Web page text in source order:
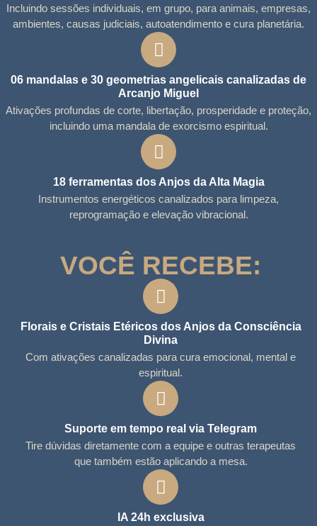
Incluindo sessões individuais, em grupo, para animais, empresas,
ambientes, causas judiciais, autoatendimento e cura planetária.
06 mandalas e 30 geometrias angelicais canalizadas de
Arcanjo Miguel
Ativações profundas de corte, libertação, prosperidade e proteção,
incluindo uma mandala de exorcismo espiritual.
18 ferramentas dos Anjos da Alta Magia
Instrumentos energéticos canalizados para limpeza,
reprogramação e elevação vibracional.
VOCÊ RECEBE:
Florais e Cristais Etéricos dos Anjos da Consciência
Divina
Com ativações canalizadas para cura emocional, mental e
espiritual.
Suporte em tempo real via Telegram
Tire dúvidas diretamente com a equipe e outras terapeutas
que também estão aplicando a mesa.
IA 24h exclusiva